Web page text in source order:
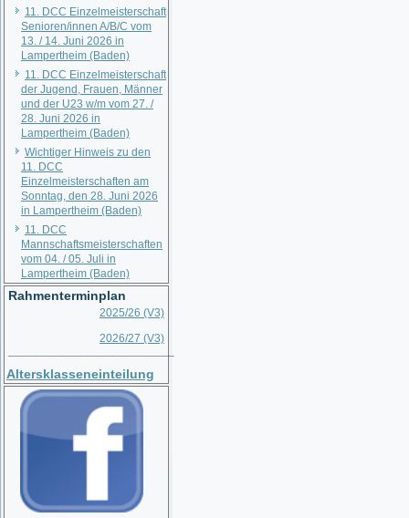
11. DCC Einzelmeisterschaft
Senioren/innen A/B/C vom
13. / 14. Juni 2026 in
Lampertheim (Baden)
11. DCC Einzelmeisterschaft
der Jugend, Frauen, Männer
und der U23 w/m vom 27. /
28. Juni 2026 in
Lampertheim (Baden)
Wichtiger Hinweis zu den
11. DCC
Einzelmeisterschaften am
Sonntag, den 28. Juni 2026
in Lampertheim (Baden)
11. DCC
Mannschaftsmeisterschaften
vom 04. / 05. Juli in
Lampertheim (Baden)
Rahmenterminplan
2025/26 (V3)
2026/27 (V3)
Altersklasseneinteilung